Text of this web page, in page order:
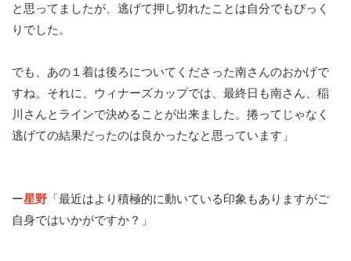
と思ってましたが、逃げて押し切れたことは自分でもびっく
りでした。
でも、あの１着は後ろについてくださった南さんのおかげで
すね。それに、ウィナーズカップでは、最終日も南さん、稲
川さんとラインで決めることが出来ました。捲ってじゃなく
逃げての結果だったのは良かったなと思っています」
ー星野 「最近はより積極的に動いている印象もありますがご
自身ではいかがですか？」